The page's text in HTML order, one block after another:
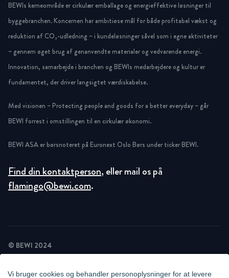
Vi bruger cookies og behandler personoplysninger for at levere
BEWIs kerneområde er cirkulær emballage og energieffektive løsninger til
byggebranchen. Koncernen har ambitiøse mål for både profitabel vækst og
reduktion af CO₂-udledning – i kundeløsninger såvel som i egne aktiviteter
– gennem øget brug af genanvendte materialer og vedvarende energi.
Innovation, samarbejde i branchen og BEWIs medarbejdere og kultur er
fundamentet, der driver langsigtet værdiskabelse.
Med visionen – Protecting people and goods for a better everyday – går
BEWI forrest i omstillingen til en cirkulær økonomi.
BEWI ASA er børsnoteret på Euronext Oslo Børs under ticker BEWI.
Find din kontaktperson, eller mail os på
flamingo@bewi.com.
© BEWI 2024
COOKIE STATEMENT